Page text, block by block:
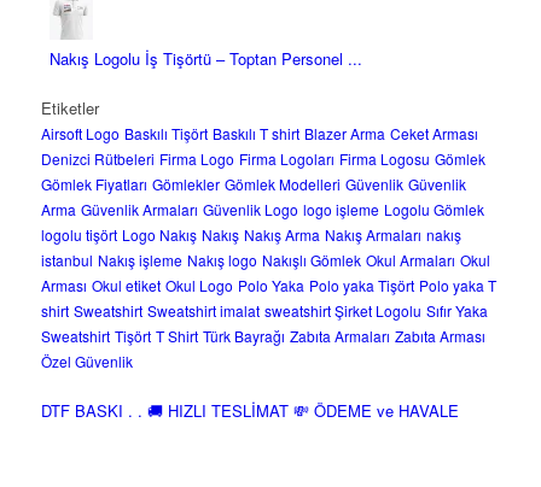
Nakış Logolu İş Tişörtü – Toptan Personel ...
Etiketler
Airsoft Logo Baskılı Tişört Baskılı T shirt Blazer Arma Ceket Arması
Denizci Rütbeleri Firma Logo Firma Logoları Firma Logosu Gömlek
Gömlek Fiyatları Gömlekler Gömlek Modelleri Güvenlik Güvenlik
Arma Güvenlik Armaları Güvenlik Logo logo işleme Logolu Gömlek
logolu tişört Logo Nakış Nakış Nakış Arma Nakış Armaları nakış
istanbul Nakış işleme Nakış logo Nakışlı Gömlek Okul Armaları Okul
Arması Okul etiket Okul Logo Polo Yaka Polo yaka Tişört Polo yaka T
shirt Sweatshirt Sweatshirt imalat sweatshirt Şirket Logolu Sıfır Yaka
Sweatshirt Tişört T Shirt Türk Bayrağı Zabıta Armaları Zabıta Arması
Özel Güvenlik
DTF BASKI . . 🚚 HIZLI TESLİMAT 💸 ÖDEME ve HAVALE